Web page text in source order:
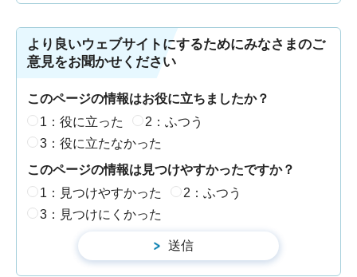
より良いウェブサイトにするためにみなさまのご
意見をお聞かせください
このページの情報はお役に立ちましたか？
1：役に立った
2：ふつう
3：役に立たなかった
このページの情報は見つけやすかったですか？
1：見つけやすかった
2：ふつう
3：見つけにくかった